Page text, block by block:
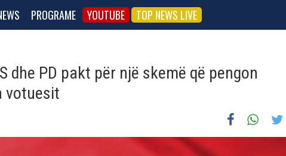
PROGRAME YOUTUBE TOP NEWS LIVE
dhe PD pakt për një skemë që pengon
votuesit